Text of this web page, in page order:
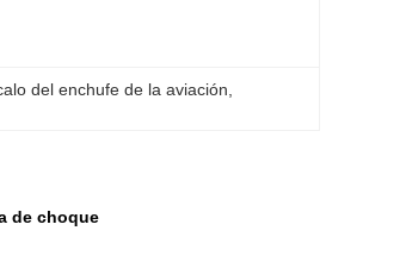
del enchufe de la aviación
de choque